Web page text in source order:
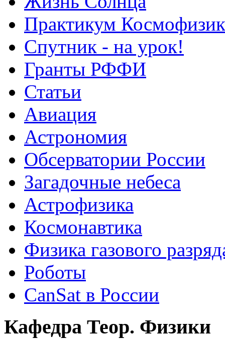
Практикум
Спутник - на урок!
Гранты РФФИ
Статьи
Авиация
Астрономия
Обсерватории России
Загадочные небеса
Астрофизика
Космонавтика
Физика газового
Роботы
CanSat в России
Кафедра Теор. Физики